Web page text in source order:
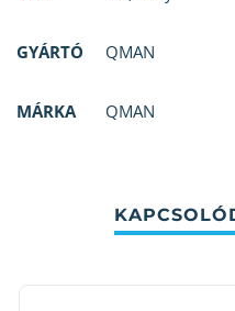
GYÁRTÓ QMAN
MÁRKA QMAN